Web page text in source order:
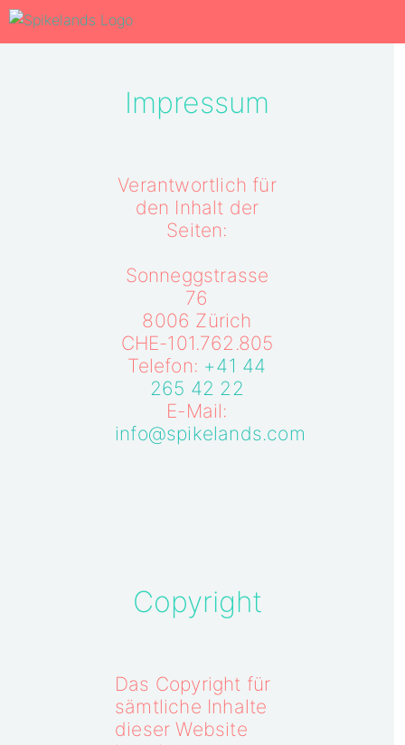
Impressum
Verantwortlich für
den Inhalt der
Seiten:
Sonneggstrasse
76
8006 Zürich
CHE-101.762.805
Telefon: +41 44
265 42 22
E-Mail:
info@spikelands.com
Copyright
Das Copyright für
sämtliche Inhalte
dieser Website